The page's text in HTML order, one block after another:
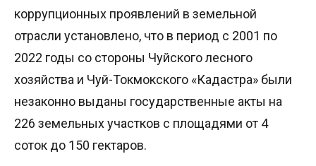
коррупционных проявлений в земельной
отрасли установлено, что в период с 2001 по
2022 годы со стороны Чуйского лесного
хозяйства и Чуй-Токмокского «Кадастра» были
незаконно выданы государственные акты на
226 земельных участков с площадями от 4
соток до 150 гектаров.